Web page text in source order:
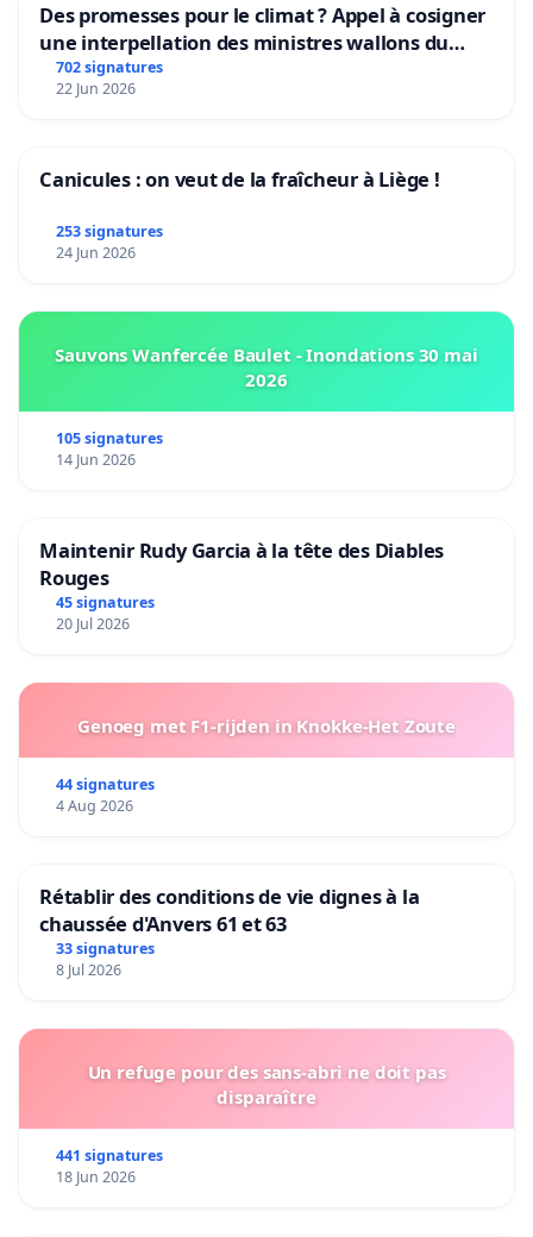
Des promesses pour le climat ? Appel à cosigner
une interpellation des ministres wallons du
climat et de l’environnement.
702 signatures
22 Jun 2026
Canicules : on veut de la fraîcheur à Liège !
253 signatures
24 Jun 2026
Sauvons Wanfercée Baulet - Inondations 30 mai
2026
105 signatures
14 Jun 2026
Maintenir Rudy Garcia à la tête des Diables
Rouges
45 signatures
20 Jul 2026
Genoeg met F1-rijden in Knokke-Het Zoute
44 signatures
4 Aug 2026
Rétablir des conditions de vie dignes à la
chaussée d'Anvers 61 et 63
33 signatures
8 Jul 2026
Un refuge pour des sans-abri ne doit pas
disparaître
441 signatures
18 Jun 2026